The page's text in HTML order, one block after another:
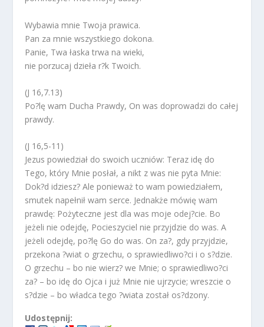
Wybawia mnie Twoja prawica.
Pan za mnie wszystkiego dokona.
Panie, Twa łaska trwa na wieki,
nie porzucaj dzieła r?k Twoich.
(J 16,7.13)
Po?lę wam Ducha Prawdy, On was doprowadzi do całej
prawdy.
(J 16,5-11)
Jezus powiedział do swoich uczniów: Teraz idę do
Tego, który Mnie posłał, a nikt z was nie pyta Mnie:
Dok?d idziesz? Ale ponieważ to wam powiedziałem,
smutek napełnił wam serce. Jednakże mówię wam
prawdę: Pożyteczne jest dla was moje odej?cie. Bo
jeżeli nie odejdę, Pocieszyciel nie przyjdzie do was. A
jeżeli odejdę, po?lę Go do was. On za?, gdy przyjdzie,
przekona ?wiat o grzechu, o sprawiedliwo?ci i o s?dzie.
O grzechu – bo nie wierz? we Mnie; o sprawiedliwo?ci
za? – bo idę do Ojca i już Mnie nie ujrzycie; wreszcie o
s?dzie – bo władca tego ?wiata został os?dzony.
Udostępnij: